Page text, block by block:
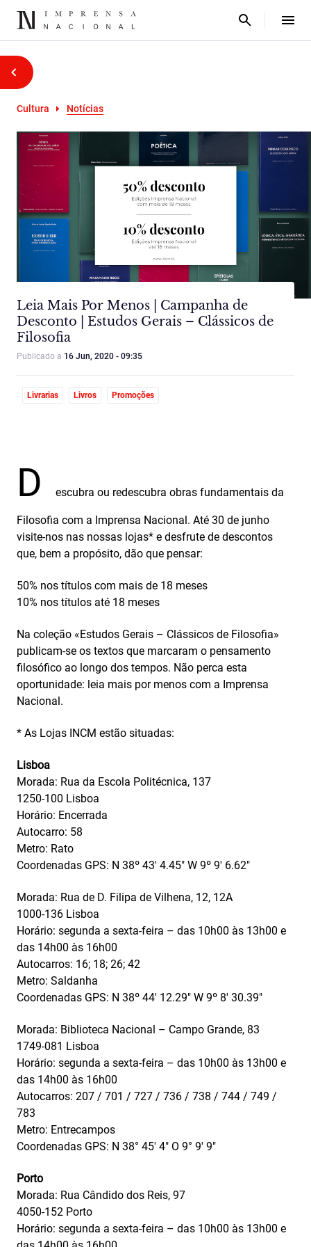
Cultura Notícias
Leia Mais Por Menos | Campanha de
Desconto | Estudos Gerais – Clássicos de
Filosofia
Publicado a 16 Jun, 2020 - 09:35
Livrarias Livros Promoções
D escubra ou redescubra obras fundamentais da
Filosofia com a Imprensa Nacional. Até 30 de junho
visite-nos nas nossas lojas* e desfrute de descontos
que, bem a propósito, dão que pensar:
50% nos títulos com mais de 18 meses
10% nos títulos até 18 meses
Na coleção «Estudos Gerais – Clássicos de Filosofia»
publicam-se os textos que marcaram o pensamento
filosófico ao longo dos tempos. Não perca esta
oportunidade: leia mais por menos com a Imprensa
Nacional.
* As Lojas INCM estão situadas:
Lisboa
Morada: Rua da Escola Politécnica, 137
1250-100 Lisboa
Horário: Encerrada
Autocarro: 58
Metro: Rato
Coordenadas GPS: N 38º 43′ 4.45″ W 9º 9′ 6.62″
Morada: Rua de D. Filipa de Vilhena, 12, 12A
1000-136 Lisboa
Horário: segunda a sexta-feira – das 10h00 às 13h00 e
das 14h00 às 16h00
Autocarros: 16; 18; 26; 42
Metro: Saldanha
Coordenadas GPS: N 38º 44′ 12.29″ W 9º 8′ 30.39″
Morada: Biblioteca Nacional – Campo Grande, 83
1749-081 Lisboa
Horário: segunda a sexta-feira – das 10h00 às 13h00 e
das 14h00 às 16h00
Autocarros: 207 / 701 / 727 / 736 / 738 / 744 / 749 /
783
Metro: Entrecampos
Coordenadas GPS: N 38° 45′ 4″ O 9° 9′ 9″
Porto
Morada: Rua Cândido dos Reis, 97
4050-152 Porto
Horário: segunda a sexta-feira – das 10h00 às 13h00 e